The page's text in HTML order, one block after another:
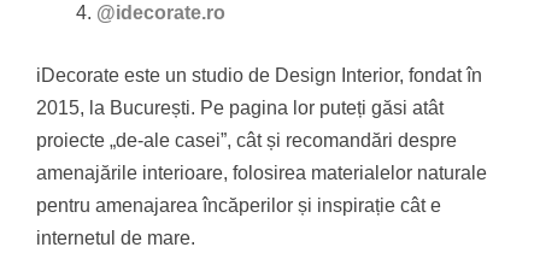
@idecorate.ro
iDecorate este un studio de Design Interior, fondat în
2015, la București. Pe pagina lor puteți găsi atât
proiecte „de-ale casei”, cât și recomandări despre
amenajările interioare, folosirea materialelor naturale
pentru amenajarea încăperilor și inspirație cât e
internetul de mare.